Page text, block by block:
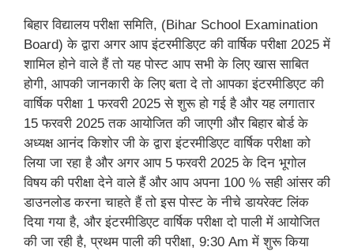
बिहार विद्यालय परीक्षा समिति, (Bihar School Examination
Board) के द्वारा अगर आप इंटरमीडिएट की वार्षिक परीक्षा 2025 में
शामिल होने वाले हैं तो यह पोस्ट आप सभी के लिए खास साबित
होगी, आपकी जानकारी के लिए बता दे तो आपका इंटरमीडिएट की
वार्षिक परीक्षा 1 फरवरी 2025 से शुरू हो गई है और यह लगातार
15 फरवरी 2025 तक आयोजित की जाएगी और बिहार बोर्ड के
अध्यक्ष आनंद किशोर जी के द्वारा इंटरमीडिएट वार्षिक परीक्षा को
लिया जा रहा है और अगर आप 5 फरवरी 2025 के दिन भूगोल
विषय की परीक्षा देने वाले हैं और आप अपना 100 % सही आंसर की
डाउनलोड करना चाहते हैं तो इस पोस्ट के नीचे डायरेक्ट लिंक
दिया गया है, और इंटरमीडिएट वार्षिक परीक्षा दो पाली में आयोजित
की जा रही है, प्रथम पाली की परीक्षा, 9:30 Am में शुरू किया